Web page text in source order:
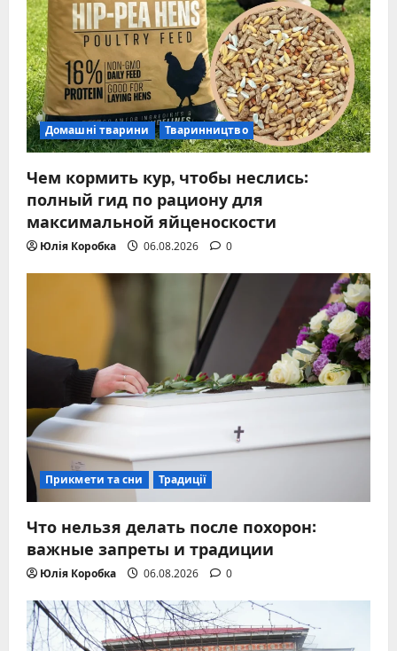
Домашні тварини Тваринництво
Чем кормить кур, чтобы неслись:
полный гид по рациону для
максимальной яйценоскости
Юлія Коробка 06.08.2026 0
Прикмети та сни Традиції
Что нельзя делать после похорон:
важные запреты и традиции
Юлія Коробка 06.08.2026 0